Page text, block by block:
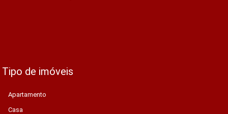
Tipo de imóveis
Apartamento
Casa